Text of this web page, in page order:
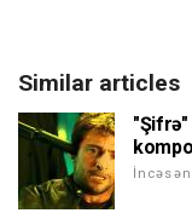
Similar articles
"Şifrə"